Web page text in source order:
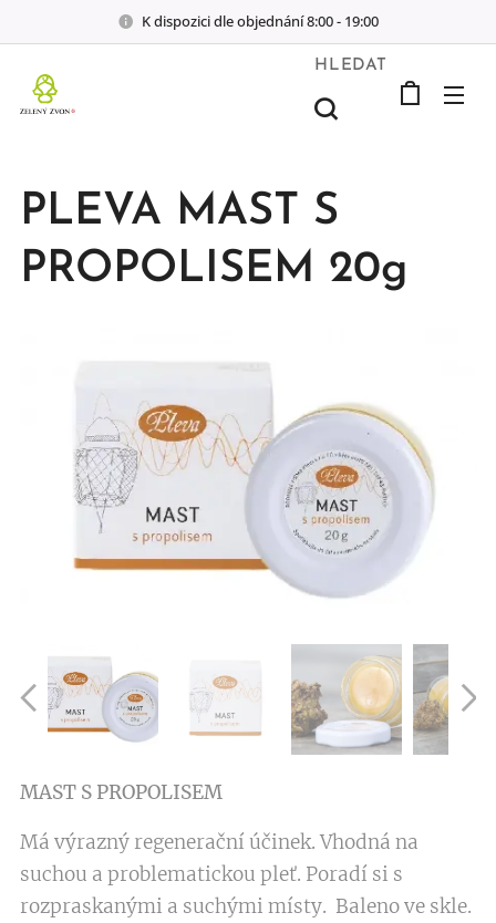
K dispozici dle objednání 8:00 - 19:00
HLEDAT
PLEVA MAST S
PROPOLISEM 20g
MAST S PROPOLISEM
Má výrazný regenerační účinek. Vhodná na
suchou a problematickou pleť. Poradí si s
rozpraskanými a suchými místy. Baleno ve skle.